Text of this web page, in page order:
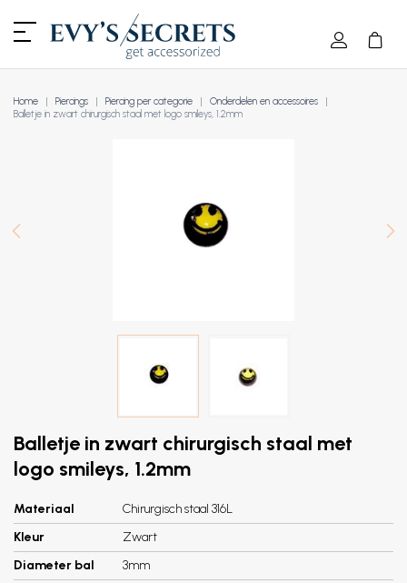
Home Piercings Piercing per categorie
Onderdelen en accessoires
Balletje in zwart chirurgisch staal met logo smileys, 1.2mm
Balletje in zwart chirurgisch staal met
logo smileys, 1.2mm
Materiaal
Chirurgisch staal 316L
Kleur
Zwart
Diameter bal
3mm